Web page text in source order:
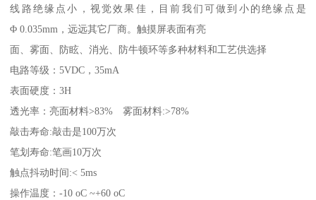
线路绝缘点小，视觉效果佳，目前我们可做到小的绝缘点是
Φ 0.035mm，远远其它厂商。触摸屏表面有亮
面、雾面、防眩、消光、防牛顿环等多种材料和工艺供选择
电路等级：5VDC，35mA
表面硬度：3H
透光率：亮面材料>83% 雾面材料:>78%
敲击寿命:敲击是100万次
笔划寿命:笔画10万次
触点抖动时间:< 5ms
操作温度：-10 oC ~+60 oC